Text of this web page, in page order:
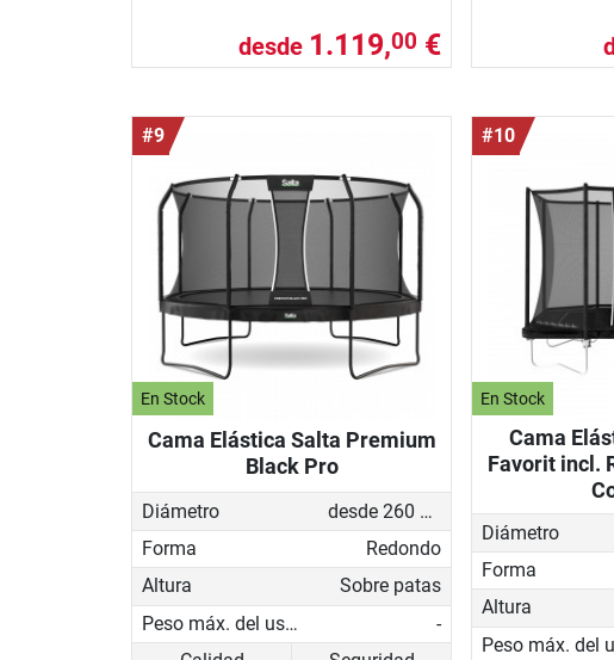
desde 1.119,00 €
#9
En Stock
Cama Elástica Salta Premium
Black Pro
Diámetro
desde 260 cm
Forma
Redondo
Altura
Sobre patas
Peso máx. del usuario
-
#10
En Stock
Cama
Favorit incl.
Diámetro
Forma
Altura